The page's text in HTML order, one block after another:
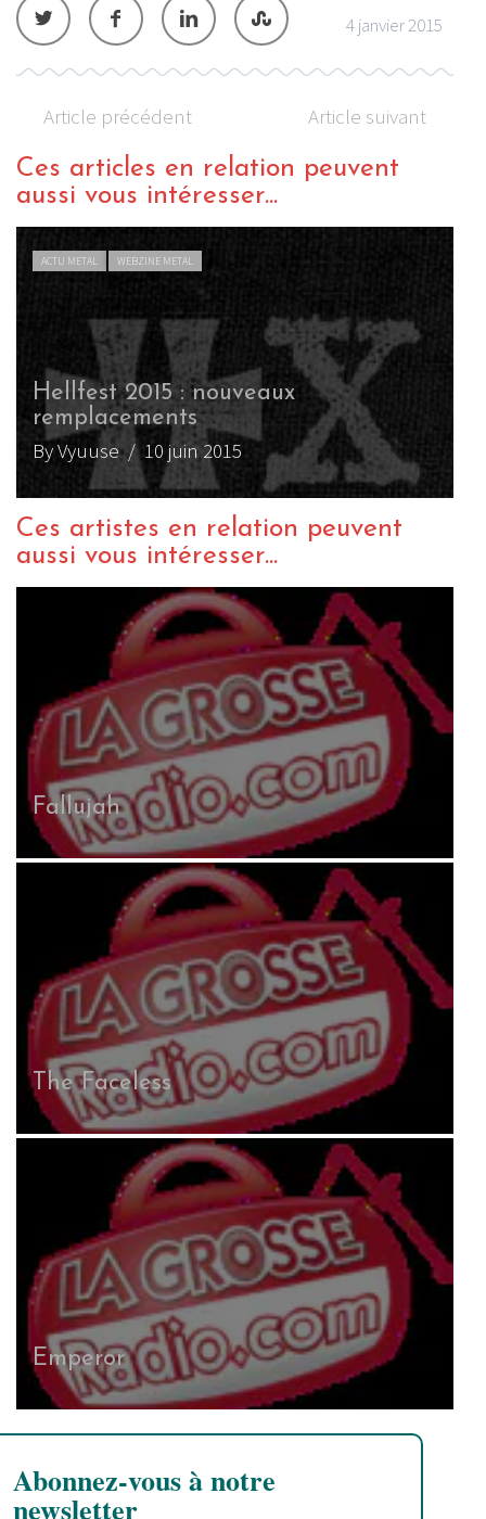
4 janvier 2015
Article précédent Article suivant
Ces articles en relation peuvent
aussi vous intéresser...
ACTU METAL WEBZINE METAL
Hellfest 2015 : nouveaux
remplacements
By Vyuuse/ 10 juin 2015
Ces artistes en relation peuvent
aussi vous intéresser...
Fallujah
The Faceless
Emperor
Abonnez-vous à notre
newsletter